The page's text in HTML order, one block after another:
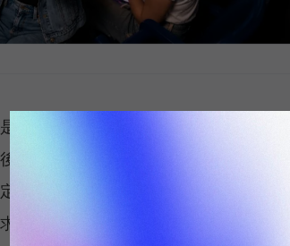
評價電信服務的重要指標，但在 5G
，消費者發現，再快的網速，如果
連線，即無法轉換成好的使用體驗
測速數字，轉向任何時間、任何地